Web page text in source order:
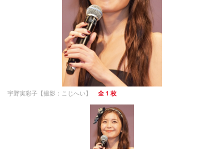
宇野実彩子【撮影：こじへい】 全 1 枚